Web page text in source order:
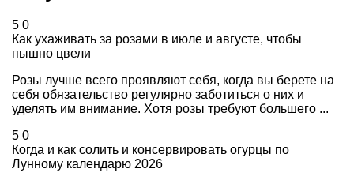
5 0
Как ухаживать за розами в июле и августе, чтобы
пышно цвели
Розы лучше всего проявляют себя, когда вы берете на
себя обязательство регулярно заботиться о них и
уделять им внимание. Хотя розы требуют большего ...
5 0
Когда и как солить и консервировать огурцы по
Лунному календарю 2026